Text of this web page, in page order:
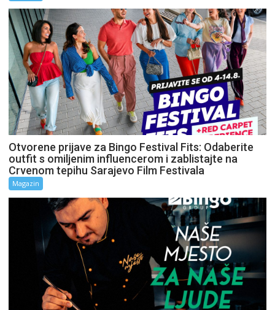
Otvorene prijave za Bingo Festival Fits: Odaberite
outfit s omiljenim influencerom i zablistajte na
Crvenom tepihu Sarajevo Film Festivala
Magazin